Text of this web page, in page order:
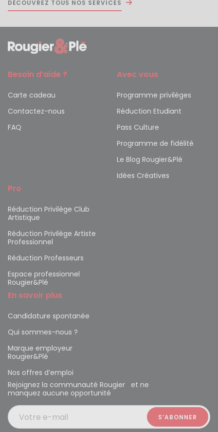
DÉCOUVREZ TOUS NOS SERVICES
Besoin d’aide ?
Carte cadeau
Contactez-nous
FAQ
Avec vous
Programme privilèges
Réduction Etudiant
Pass Culture
Programme de fidélité
Le Blog Rougier&Plé
Idées Créatives
Pro
Réduction Privilège Club
Artistique
Réduction Privilège Artiste
Professionnel
Réduction Professeurs
Espace professionnel
Rougier&Plé
En savoir plus
Candidature spontanée
Qui sommes-nous ?
Marque employeur
Rougier&Plé
Nos offres d’emploi
Rejoignez la communauté Rougier et ne
manquez aucune opportunité
Votre e-mail